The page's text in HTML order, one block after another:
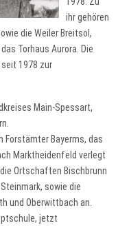
ihr gehören
die Weiler Breitsol,
Torhaus Aurora. Die
1978 zur
Main-Spessart,
Forstämter Bayerms, das
Marktheidenfeld verlegt
Ortschaften Bischbrunn
sowie die
und Oberwittbach an.
jetzt